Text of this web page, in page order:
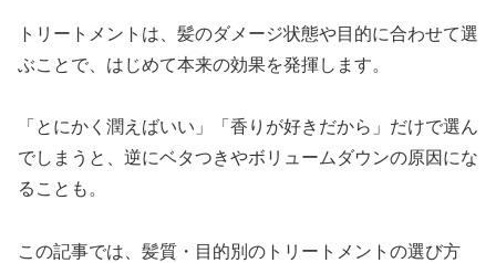
トリートメントは、髪のダメージ状態や目的に合わせて選
ぶことで、はじめて本来の効果を発揮します。
「とにかく潤えばいい」「香りが好きだから」だけで選ん
でしまうと、逆にベタつきやボリュームダウンの原因にな
ることも。
この記事では、髪質・目的別のトリートメントの選び方